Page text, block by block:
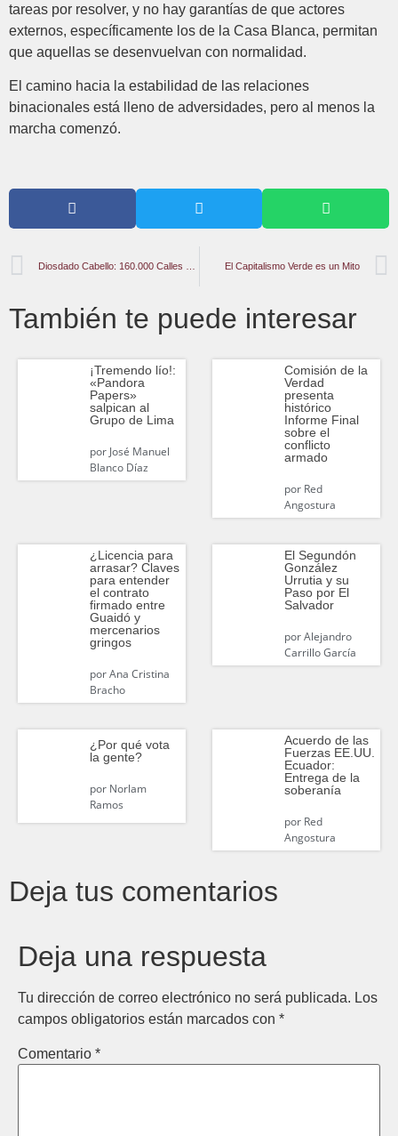
tareas por resolver, y no hay garantías de que actores
externos, específicamente los de la Casa Blanca, permitan
que aquellas se desenvuelvan con normalidad.
El camino hacia la estabilidad de las relaciones
binacionales está lleno de adversidades, pero al menos la
marcha comenzó.
El Capitalismo Verde es un Mito
También te puede interesar
¡Tremendo lío!:
«Pandora
Papers»
salpican al
Grupo de Lima
porJosé Manuel
Blanco Díaz
Comisión de la
Verdad
presenta
histórico
Informe Final
sobre el
conflicto
armado
porRed
Angostura
¿Licencia para
arrasar? Claves
para entender
el contrato
firmado entre
Guaidó y
mercenarios
gringos
porAna Cristina
Bracho
El Segundón
González
Urrutia y su
Paso por El
Salvador
porAlejandro
Carrillo García
¿Por qué vota
la gente?
porNorlam
Ramos
Acuerdo de las
Fuerzas EE.UU.
Ecuador:
Entrega de la
soberanía
porRed
Angostura
Deja tus comentarios
Deja una respuesta
Tu dirección de correo electrónico no será publicada. Los
campos obligatorios están marcados con *
Comentario *